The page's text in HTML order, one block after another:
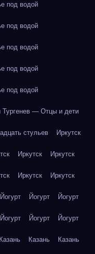
под водой
под водой
под водой
под водой
под водой
Тургенев — Отцы и дети
стульев Иркутск
Иркутск Иркутск
Иркутск Иркутск
Йогурт Йогурт Йогурт
Йогурт Йогурт Йогурт
Казань Казань Казань